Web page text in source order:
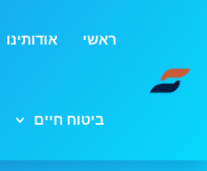
ראשי אודותינו
ביטוח חיים